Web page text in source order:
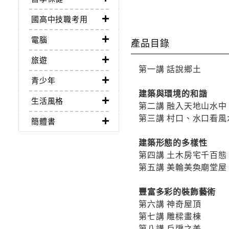
國高中技職考用
電腦
旅遊
青少年
生活風格
簡體書
產品目錄
第一講 話說鄉土
建築與環境的和諧
第二講 融入天地山水中
第三講 村口、水口看
建築形態的多樣性
第四講 土木房宅千百態
第五講 美輪美奐廟堂屋
豐富多彩的裝飾藝術
第六講 神奇屋頂
第七講 雕樑畫棟